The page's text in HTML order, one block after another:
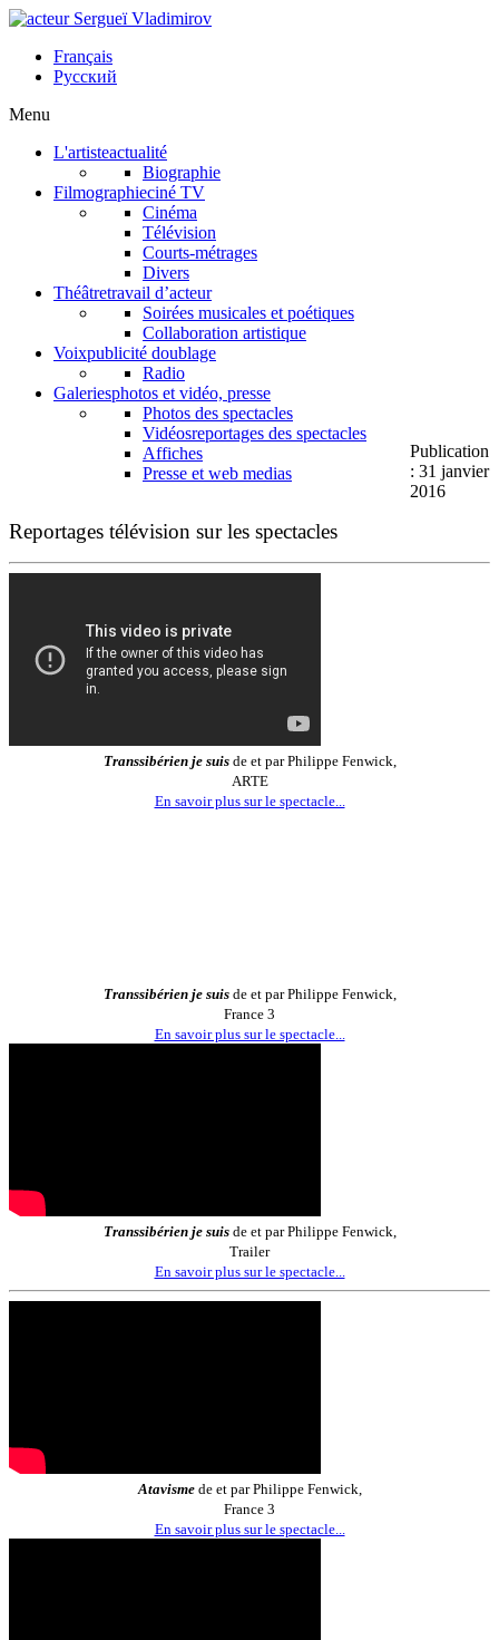
Français
Русский
Menu
L'artisteactualité
Biographie
Filmographieciné TV
Cinéma
Télévision
Courts-métrages
Divers
Théâtretravail d’acteur
Soirées musicales et poétiques
Collaboration artistique
Voixpublicité doublage
Radio
Galeriesphotos et vidéo, presse
Photos des spectacles
Vidéosreportages des spectacles
Affiches
Presse et web medias
Publication
: 31 janvier
2016
Reportages télévision sur les spectacles
Transsibérien je suisde et par Philippe Fenwick,
ARTE
En savoir plus sur le spectacle...
Transsibérien je suisde et par Philippe Fenwick,
France 3
En savoir plus sur le spectacle...
Transsibérien je suisde et par Philippe Fenwick,
Trailer
En savoir plus sur le spectacle...
Atavisme de et par Philippe Fenwick,
France 3
En savoir plus sur le spectacle...